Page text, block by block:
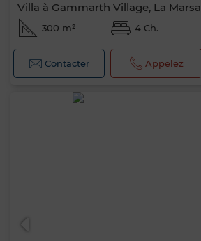
Villa à Gammarth Village, La Marsa
300 m² 4 Ch.
Contacter Appelez